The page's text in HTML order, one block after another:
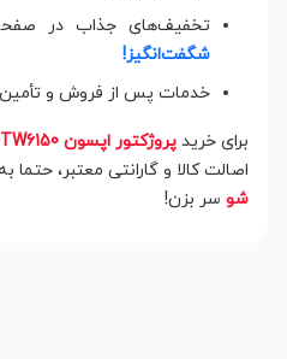
تخفیف‌های جذاب در
شگفت‌انگیز!
خدمات پس از فروش و
برای خرید پروژکتور اپسون Epson EH-TW6150
اصالت کالا و گارانتی معتبر، حتما به
شو سر بزن!